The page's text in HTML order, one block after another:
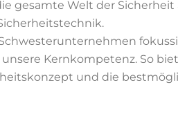
gesamte Welt der Sicherheit
Kernkompetenz. So
und die